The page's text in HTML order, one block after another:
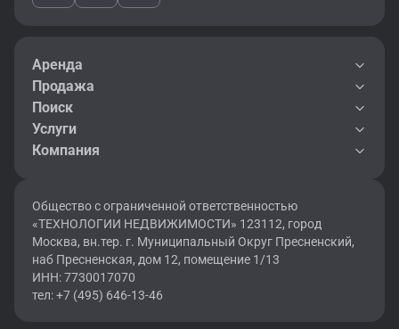
Аренда
Продажа
Поиск
Услуги
Компания
Общество с ограниченной ответственностью
«ТЕХНОЛОГИИ НЕДВИЖИМОСТИ» 123112, город
Москва, вн.тер. г. Муниципальный Округ Пресненский,
наб Пресненская, дом 12, помещение 1/13
ИНН: 7730017070
тел: +7 (495) 646-13-46